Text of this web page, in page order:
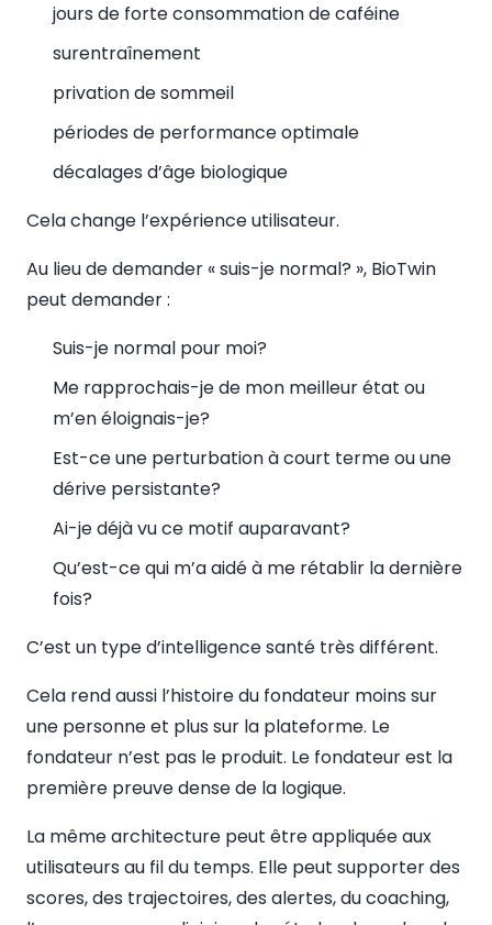
jours de forte consommation de caféine
surentraînement
privation de sommeil
périodes de performance optimale
décalages d’âge biologique
Cela change l’expérience utilisateur.
Au lieu de demander « suis-je normal? », BioTwin
peut demander :
Suis-je normal pour moi?
Me rapprochais-je de mon meilleur état ou
m’en éloignais-je?
Est-ce une perturbation à court terme ou une
dérive persistante?
Ai-je déjà vu ce motif auparavant?
Qu’est-ce qui m’a aidé à me rétablir la dernière
fois?
C’est un type d’intelligence santé très différent.
Cela rend aussi l’histoire du fondateur moins sur
une personne et plus sur la plateforme. Le
fondateur n’est pas le produit. Le fondateur est la
première preuve dense de la logique.
La même architecture peut être appliquée aux
utilisateurs au fil du temps. Elle peut supporter des
scores, des trajectoires, des alertes, du coaching,